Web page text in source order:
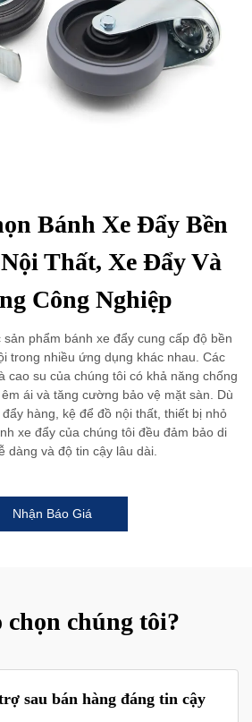
Bánh Xe Đẩy Bền
Thất, Xe Đẩy Và
Công Nghiệp
phẩm bánh xe đẩy cung cấp độ bền
trong nhiều ứng dụng khác nhau. Các
cao su của chúng tôi có khả năng chống
ái và tăng cường bảo vệ mặt sàn. Dù
hàng, kệ để đồ nội thất, thiết bị nhỏ
xe đẩy của chúng tôi đều đảm bảo di
dàng và độ tin cậy lâu dài.
Nhận Báo Giá
chọn chúng tôi?
sau bán hàng đáng tin cậy